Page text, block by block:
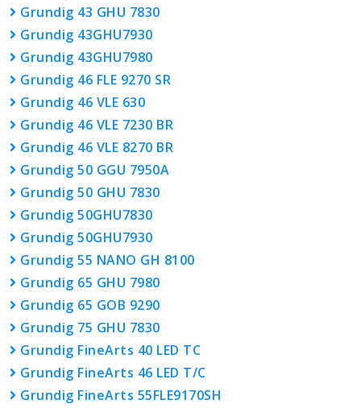
Grundig 43 GHU 7830
Grundig 43GHU7930
Grundig 43GHU7980
Grundig 46 FLE 9270 SR
Grundig 46 VLE 630
Grundig 46 VLE 7230 BR
Grundig 46 VLE 8270 BR
Grundig 50 GGU 7950A
Grundig 50 GHU 7830
Grundig 50GHU7830
Grundig 50GHU7930
Grundig 55 NANO GH 8100
Grundig 65 GHU 7980
Grundig 65 GOB 9290
Grundig 75 GHU 7830
Grundig FineArts 40 LED TC
Grundig FineArts 46 LED T/C
Grundig FineArts 55FLE9170SH